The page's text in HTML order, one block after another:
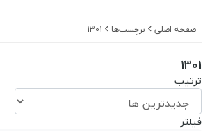
صفحه اصلی برچسب‌ها 1301
1301
ترتیب
فیلتر